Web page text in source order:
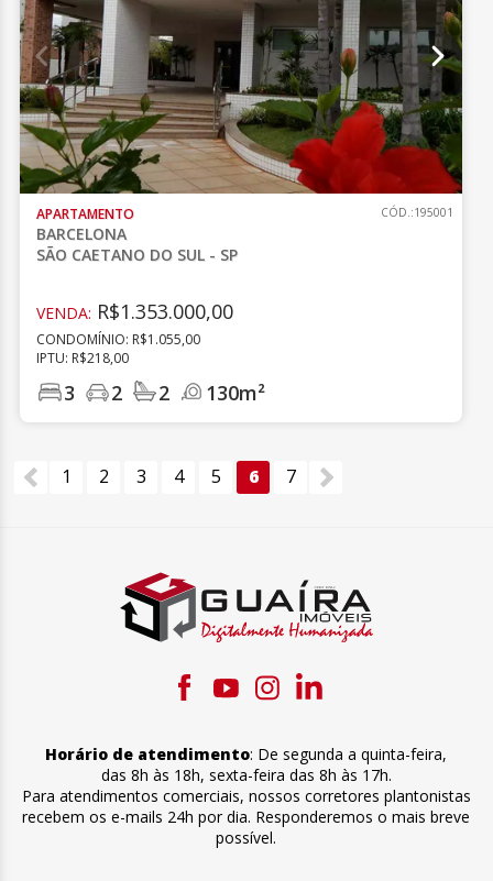
APARTAMENTO
BARCELONA
SÃO CAETANO DO SUL - SP
CÓD.:195001
VENDA: R$1.353.000,00
CONDOMÍNIO: R$1.055,00
IPTU: R$218,00
3 2 2 130m²
1 2 3 4 5 6 7
Horário de atendimento: De segunda a quinta-feira,
das 8h às 18h, sexta-feira das 8h às 17h.
Para atendimentos comerciais, nossos corretores plantonistas
recebem os e-mails 24h por dia. Responderemos o mais breve
possível.